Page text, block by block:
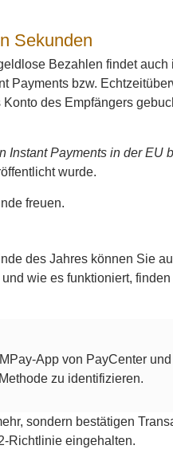
Sekunden
Bezahlen findet
Payments bzw.
des Empfängers
Instant Payments in der EU
wurde.
freuen.
des Jahres können Sie
wie es funktioniert,
App von PayCenter
zu identifizieren.
sondern bestätigen
Richtlinie eingehalten.